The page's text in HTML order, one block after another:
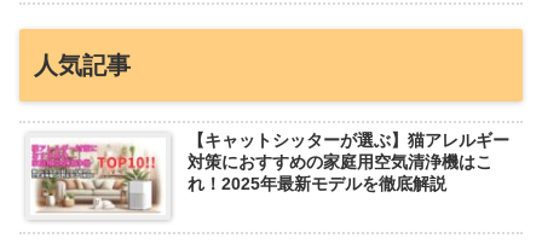
人気記事
【キャットシッターが選ぶ】猫アレルギー
対策におすすめの家庭用空気清浄機はこ
れ！2025年最新モデルを徹底解説